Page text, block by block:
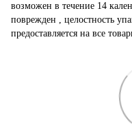
возможен в течение 14
поврежден , целостность
предоставляется на все